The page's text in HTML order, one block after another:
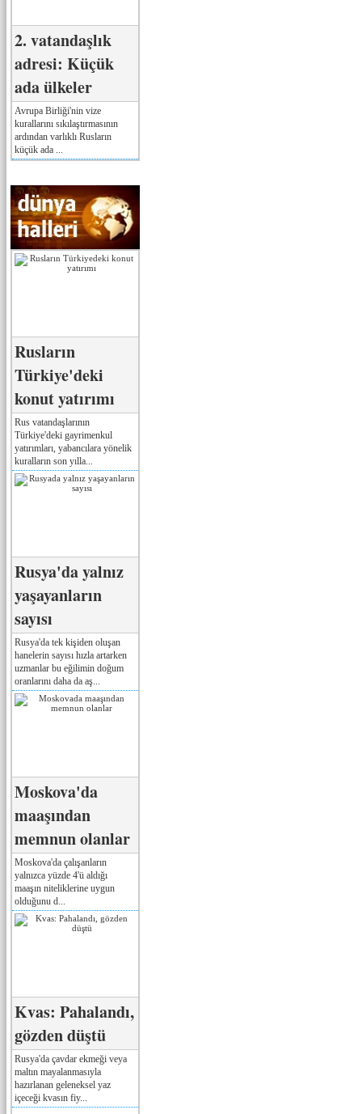
2. vatandaşlık
adresi: Küçük
ada ülkeler
Avrupa Birliği'nin vize
kurallarını sıkılaştırmasının
ardından varlıklı Rusların
küçük ada ...
Rusların
Türkiye'deki
konut yatırımı
Rus vatandaşlarının
Türkiye'deki gayrimenkul
yatırımları, yabancılara yönelik
kuralların son yılla...
Rusya'da yalnız
yaşayanların
sayısı
Rusya'da tek kişiden oluşan
hanelerin sayısı hızla artarken
uzmanlar bu eğilimin doğum
oranlarını daha da aş...
Moskova'da
maaşından
memnun olanlar
Moskova'da çalışanların
yalnızca yüzde 4'ü aldığı
maaşın niteliklerine uygun
olduğunu d...
Kvas: Pahalandı,
gözden düştü
Rusya'da çavdar ekmeği veya
maltın mayalanmasıyla
hazırlanan geleneksel yaz
içeceği kvasın fiy...